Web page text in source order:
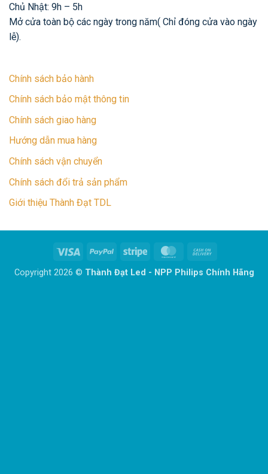
Chủ Nhật: 9h – 5h
Mở cửa toàn bộ các ngày trong năm( Chỉ đóng cửa vào ngày
lễ).
Chính sách bảo hành
Chính sách bảo mật thông tin
Chính sách giao hàng
Hướng dẫn mua hàng
Chính sách vận chuyển
Chính sách đổi trả sản phẩm
Giới thiệu Thành Đạt TDL
Visa PayPal Stripe MasterCard
Delivery
Copyright 2026 © Thành Đạt Led - NPP Philips Chính Hãng